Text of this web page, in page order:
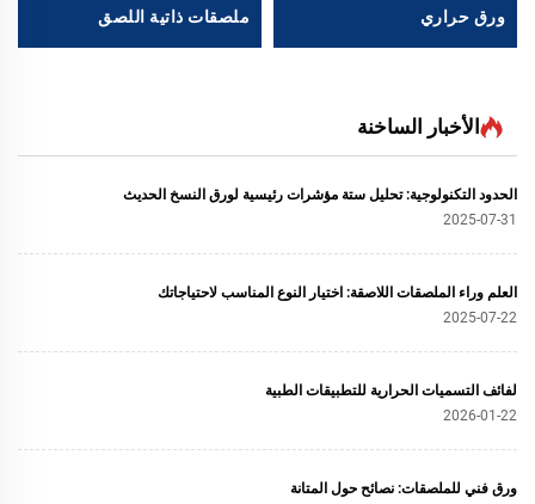
ورق حراري ملصقات ذاتية اللصق
الأخبار الساخنة
الحدود التكنولوجية: تحليل ستة مؤشرات رئيسية لورق النسخ الحديث
2025-07-31
العلم وراء الملصقات اللاصقة: اختيار النوع المناسب لاحتياجاتك
2025-07-22
لفائف التسميات الحرارية للتطبيقات الطبية
2026-01-22
ورق فني للملصقات: نصائح حول المتانة